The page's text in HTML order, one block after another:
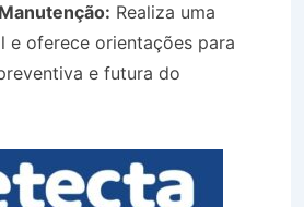
Realiza uma
e oferece orientações para
e futura do